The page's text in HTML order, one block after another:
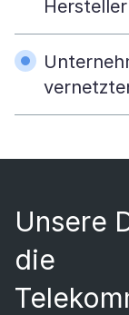
Hersteller
Unsere
die